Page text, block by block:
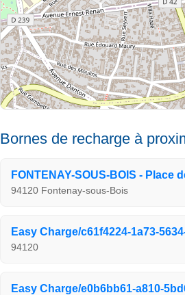
Bornes de recharge à
FONTENAY-SOUS-BOIS - Place
94120 Fontenay-sous-Bois
Easy Charge/c61f4224-1a73-
94120
Easy Charge/e0b6bb61-a810-